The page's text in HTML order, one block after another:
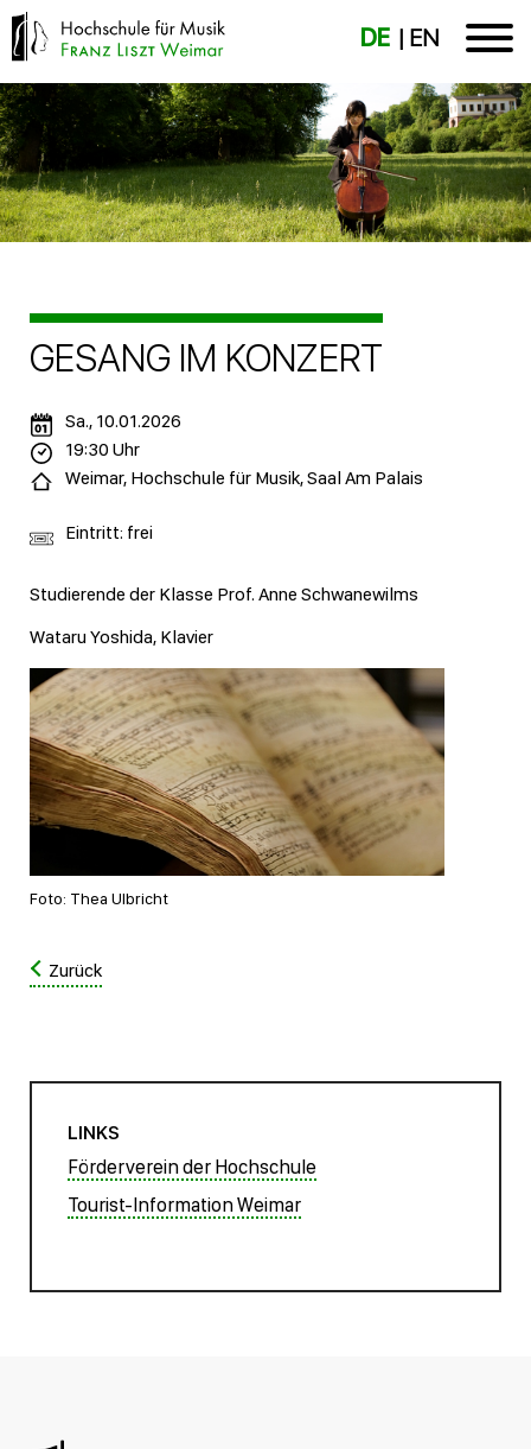
DE EN
GESANG IM KONZERT
Studierende der Klasse Prof. Anne Schwanewilms
Wataru Yoshida, Klavier
Foto: Thea Ulbricht
Sa., 10.01.2026
19:30 Uhr
Weimar, Hochschule für Musik, Saal Am Palais
Eintritt: frei
Zurück
LINKS
Förderverein der Hochschule
Tourist-Information Weimar